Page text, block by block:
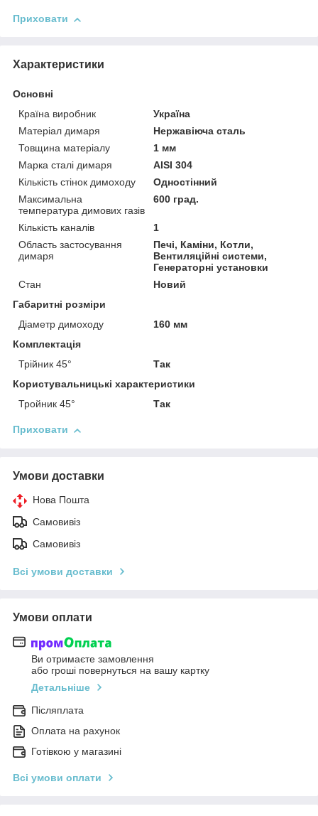
Приховати
Характеристики
Основні
Країна виробник
Україна
Матеріал димаря
Нержавіюча сталь
Товщина матеріалу
1 мм
Марка сталі димаря
AISI 304
Кількість стінок димоходу
Одностінний
Максимальна
температура димових газів
600 град.
Кількість каналів
1
Область застосування
димаря
Печі, Каміни, Котли,
Вентиляційні системи,
Генераторні установки
Стан
Новий
Габаритні розміри
Діаметр димоходу
160 мм
Комплектація
Трійник 45°
Так
Користувальницькі характеристики
Тройник 45°
Так
Приховати
Умови доставки
Нова Пошта
Самовивіз
Самовивіз
Всі умови доставки
Умови оплати
Ви отримаєте замовлення
або гроші повернуться на вашу картку
Детальніше
Післяплата
Оплата на рахунок
Готівкою у магазині
Всі умови оплати